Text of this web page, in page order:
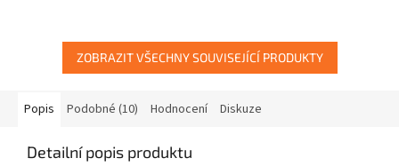
ZOBRAZIT VŠECHNY SOUVISEJÍCÍ PRODUKTY
Popis Podobné (10) Hodnocení Diskuze
Detailní popis produktu